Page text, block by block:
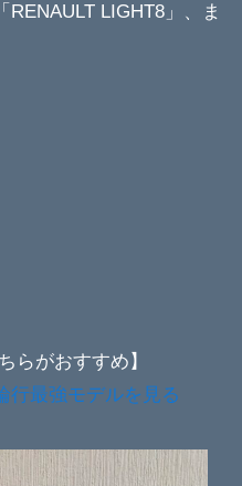
LIGHT8」、ま
らがおすすめ】
行最強モデルを見る